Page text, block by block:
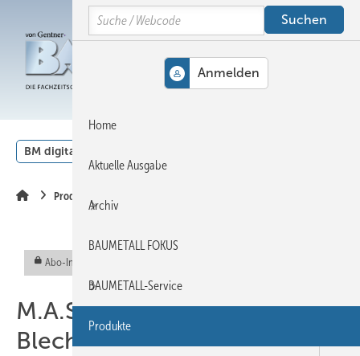
Hauptinhalt
Hauptmenü
SiteSearch
BM digital
Produkte
Abo-Inhalt
M .A .S.C.
Blechschleifbürsten-/Aufrau-
Search
Home
Aktuelle Ausgabe
Archiv
BAUMETALL FOKUS
BAUMETALL-Service
Produkte